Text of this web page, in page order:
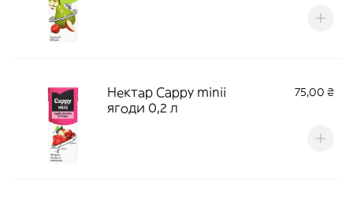
Нектар Cappy miniі
ягоди 0,2 л
75,00 ₴